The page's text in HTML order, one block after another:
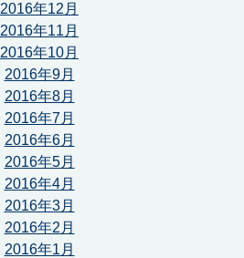
2016年12月
2016年11月
2016年10月
2016年9月
2016年8月
2016年7月
2016年6月
2016年5月
2016年4月
2016年3月
2016年2月
2016年1月